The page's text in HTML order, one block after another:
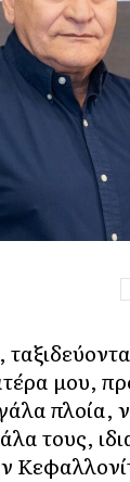
μου,
πλοία,
τους,